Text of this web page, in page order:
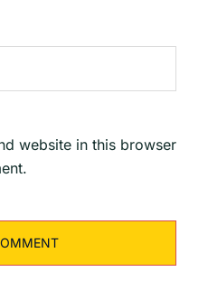
website in this browser